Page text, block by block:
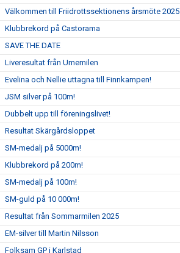
Välkommen till Friidrottssektionens årsmöte 2025
Klubbrekord på Castorama
SAVE THE DATE
Liveresultat från Umemilen
Evelina och Nellie uttagna till Finnkampen!
JSM silver på 100m!
Dubbelt upp till föreningslivet!
Resultat Skärgårdsloppet
SM-medalj på 5000m!
Klubbrekord på 200m!
SM-medalj på 100m!
SM-guld på 10 000m!
Resultat från Sommarmilen 2025
EM-silver till Martin Nilsson
Folksam GP i Karlstad